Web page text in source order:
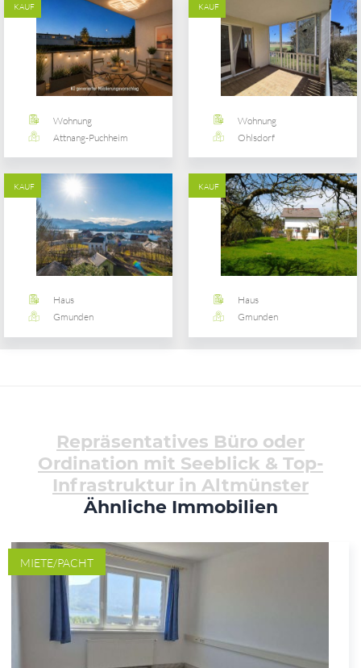
KAUF
Wohnung
Attnang-Puchheim
KAUF
Wohnung
Ohlsdorf
KAUF
Haus
Gmunden
KAUF
Haus
Gmunden
Repräsentatives Büro oder
Ordination mit Seeblick & Top-
Infrastruktur in Altmünster
Ähnliche Immobilien
MIETE/PACHT